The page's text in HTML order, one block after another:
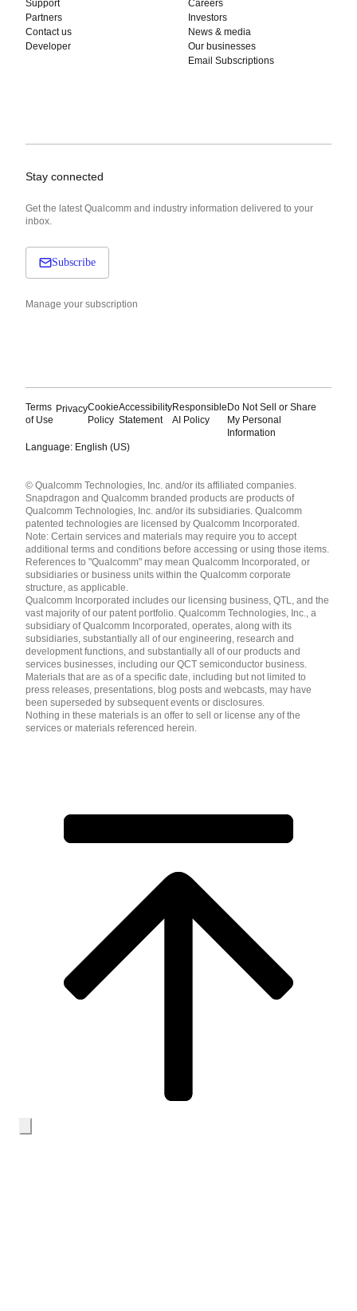
Support
Partners
Contact us
Developer
Careers
Investors
News & media
Our businesses
Email Subscriptions
Stay connected
Get the latest Qualcomm and industry information delivered to your
inbox.
Subscribe
Manage your subscription
Terms
of Use
PrivacyCookie
Policy
Accessibility
Statement
Responsible
AI Policy
Do Not Sell or Share
My Personal
Information
Language: English (US)
English ( United States )
简体中文 ( China )
© Qualcomm Technologies, Inc. and/or its affiliated companies.
Snapdragon and Qualcomm branded products are products of
Qualcomm Technologies, Inc. and/or its subsidiaries. Qualcomm
patented technologies are licensed by Qualcomm Incorporated.
Note: Certain services and materials may require you to accept
additional terms and conditions before accessing or using those items.
References to "Qualcomm" may mean Qualcomm Incorporated, or
subsidiaries or business units within the Qualcomm corporate
structure, as applicable.
Qualcomm Incorporated includes our licensing business, QTL, and the
vast majority of our patent portfolio. Qualcomm Technologies, Inc., a
subsidiary of Qualcomm Incorporated, operates, along with its
subsidiaries, substantially all of our engineering, research and
development functions, and substantially all of our products and
services businesses, including our QCT semiconductor business.
Materials that are as of a specific date, including but not limited to
press releases, presentations, blog posts and webcasts, may have
been superseded by subsequent events or disclosures.
Nothing in these materials is an offer to sell or license any of the
services or materials referenced herein.